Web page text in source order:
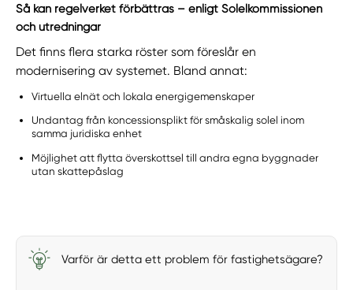
Så kan regelverket förbättras – enligt Solelkommissionen
och utredningar
Det finns flera starka röster som föreslår en
modernisering av systemet. Bland annat:
Virtuella elnät och lokala energigemenskaper
Undantag från koncessionsplikt för småskalig solel inom
samma juridiska enhet
Möjlighet att flytta överskottsel till andra egna byggnader
utan skattepåslag
Varför är detta ett problem för fastighetsägare?